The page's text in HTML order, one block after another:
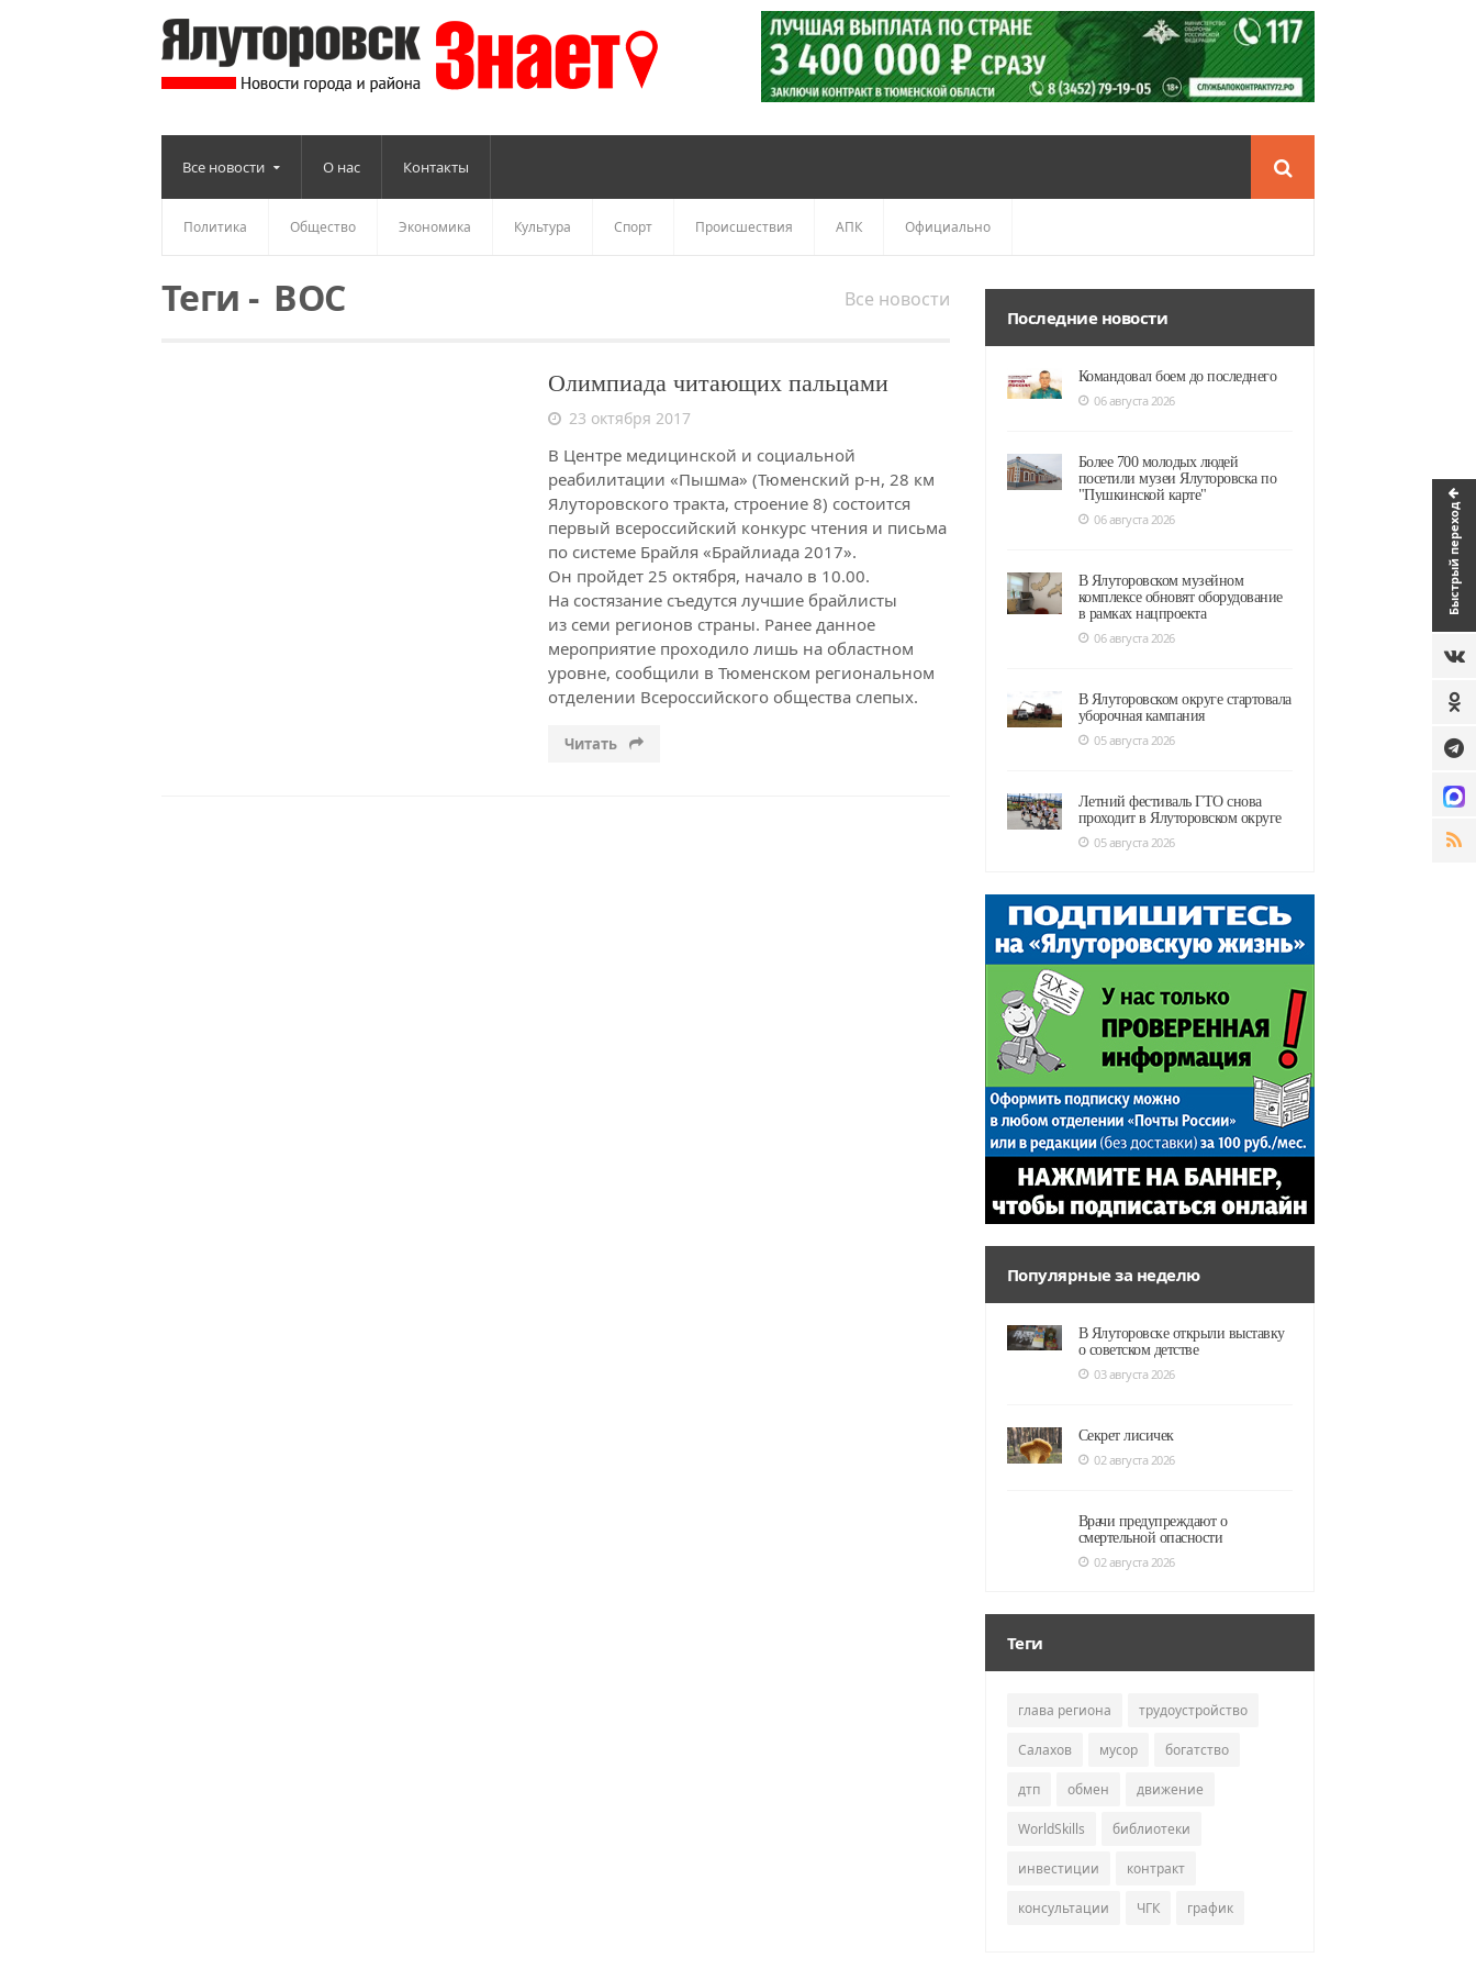
Быстрый переход
Все новости О нас Контакты
Политика Общество Экономика Культура Спорт Происшествия АПК Официально
Все новости
Теги -ВОС
Олимпиада читающих пальцами
23 октября 2017
В Центре медицинской и социальной
реабилитации «Пышма» (Тюменский р-н, 28 км
Ялуторовского тракта, строение 8) состоится
первый всероссийский конкурс чтения и письма
по системе Брайля «Брайлиада 2017».
Он пройдет 25 октября, начало в 10.00.
На состязание съедутся лучшие брайлисты
из семи регионов страны. Ранее данное
мероприятие проходило лишь на областном
уровне, сообщили в Тюменском региональном
отделении Всероссийского общества слепых.
Читать
Последние новости
Командовал боем до последнего
06 августа 2026
Более 700 молодых людей
посетили музеи Ялуторовска по
"Пушкинской карте"
06 августа 2026
В Ялуторовском музейном
комплексе обновят оборудование
в рамках нацпроекта
06 августа 2026
В Ялуторовском округе стартовала
уборочная кампания
05 августа 2026
Летний фестиваль ГТО снова
проходит в Ялуторовском округе
05 августа 2026
Популярные за неделю
В Ялуторовске открыли выставку
о советском детстве
03 августа 2026
Секрет лисичек
02 августа 2026
Врачи предупреждают о
смертельной опасности
02 августа 2026
Теги
глава региона трудоустройство
Салахов мусор богатство
дтп обмен движение
WorldSkills библиотеки
инвестиции контракт
консультации ЧГК график